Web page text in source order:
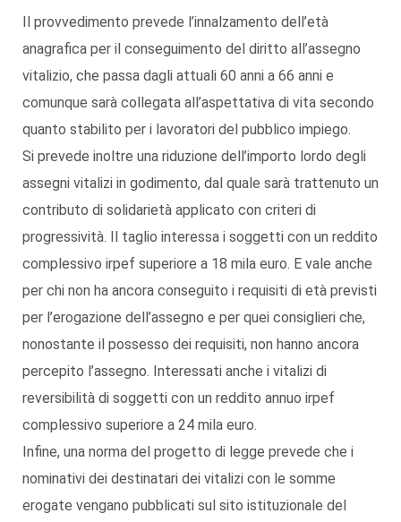
Il provvedimento prevede l’innalzamento dell’età
anagrafica per il conseguimento del diritto all’assegno
vitalizio, che passa dagli attuali 60 anni a 66 anni e
comunque sarà collegata all’aspettativa di vita secondo
quanto stabilito per i lavoratori del pubblico impiego.
Si prevede inoltre una riduzione dell’importo lordo degli
assegni vitalizi in godimento, dal quale sarà trattenuto un
contributo di solidarietà applicato con criteri di
progressività. Il taglio interessa i soggetti con un reddito
complessivo irpef superiore a 18 mila euro. E vale anche
per chi non ha ancora conseguito i requisiti di età previsti
per l’erogazione dell’assegno e per quei consiglieri che,
nonostante il possesso dei requisiti, non hanno ancora
percepito l’assegno. Interessati anche i vitalizi di
reversibilità di soggetti con un reddito annuo irpef
complessivo superiore a 24 mila euro.
Infine, una norma del progetto di legge prevede che i
nominativi dei destinatari dei vitalizi con le somme
erogate vengano pubblicati sul sito istituzionale del